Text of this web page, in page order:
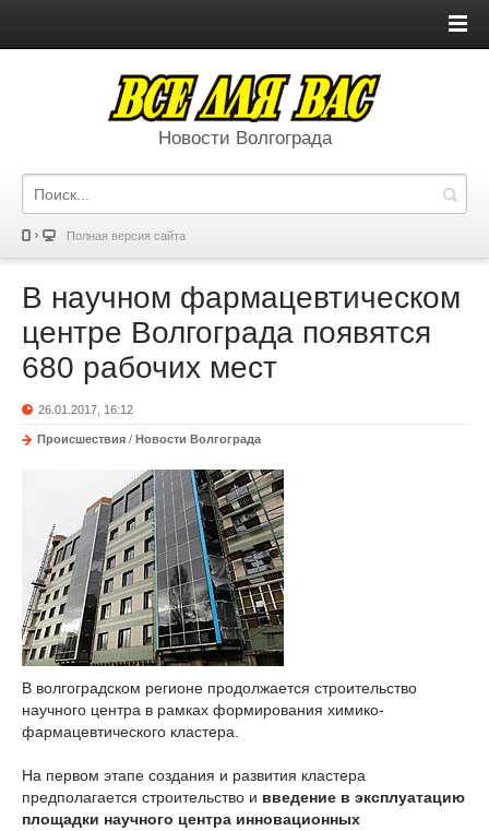
Новости Волгограда
Полная версия сайта
В научном фармацевтическом
центре Волгограда появятся
680 рабочих мест
26.01.2017, 16:12
Происшествия / Новости Волгограда
В волгоградском регионе продолжается строительство
научного центра в рамках формирования химико-
фармацевтического кластера.
На первом этапе создания и развития кластера
предполагается строительство и введение в эксплуатацию
площадки научного центра инновационных